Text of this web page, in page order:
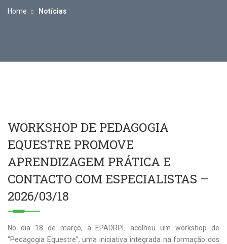
Home Notícias
WORKSHOP DE PEDAGOGIA
EQUESTRE PROMOVE
APRENDIZAGEM PRÁTICA E
CONTACTO COM ESPECIALISTAS –
2026/03/18
No dia 18 de março, a EPADRPL acolheu um workshop de
“Pedagogia Equestre”, uma iniciativa integrada na formação dos